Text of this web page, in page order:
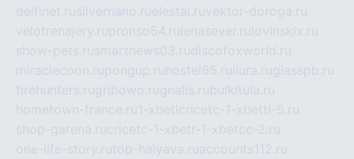
delfinet.rusilvernano.ruelestal.ruvektor-doroga.ru
velotrenajery.rupronso54.ru lenasever.ru lovinskix.ru
show-pets.rusmartnews03.rudiscofoxworld.ru
miraclecoon.rupongup.ru hostel65.ru liura.ruglasspb.ru
firehunters.rugribowo.rugnalis.rubulkitula.ru
hometown-france.ru1-xbeticricetc-1-xbetti-5.ru
shop-garena.rucricetc-1-xbetr-1-xbetcc-2.ru
one-life-story.rutop-halyava.ruaccounts112.ru